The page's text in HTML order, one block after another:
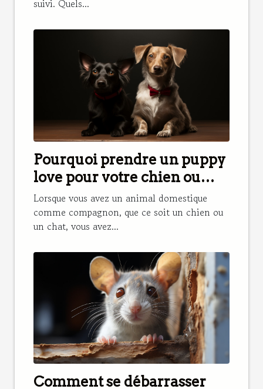
suivi. Quels...
Pourquoi prendre un puppy
love pour votre chien ou
chat ?
Lorsque vous avez un animal domestique
comme compagnon, que ce soit un chien ou
un chat, vous avez...
Comment se débarrasser